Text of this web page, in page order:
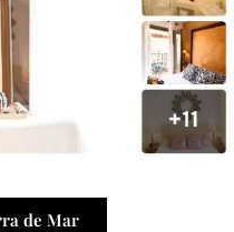
de Mar